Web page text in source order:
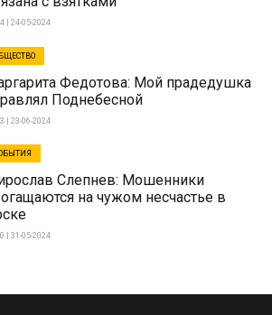
| 24-05-2024
Федотова: Мой прадедушка
Поднебесной
| 23-06-2024
Слепнев: Мошенники
на чужом несчастье в
| 31-05-2024